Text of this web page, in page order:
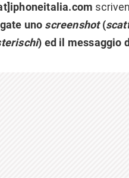
uno screenshot(
) ed il messaggio